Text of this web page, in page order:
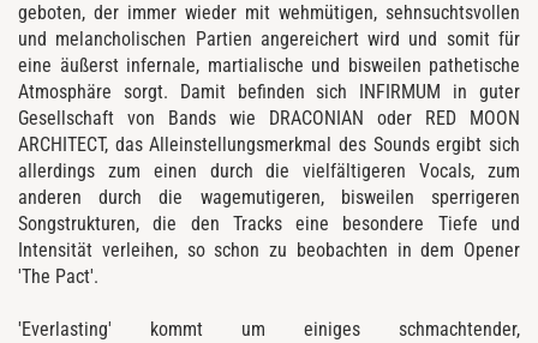
geboten, der immer wieder mit wehmütigen, sehnsuchtsvollen
und melancholischen Partien angereichert wird und somit für
eine äußerst infernale, martialische und bisweilen pathetische
Atmosphäre sorgt. Damit befinden sich INFIRMUM in guter
Gesellschaft von Bands wie DRACONIAN oder RED MOON
ARCHITECT, das Alleinstellungsmerkmal des Sounds ergibt sich
allerdings zum einen durch die vielfältigeren Vocals, zum
anderen durch die wagemutigeren, bisweilen sperrigeren
Songstrukturen, die den Tracks eine besondere Tiefe und
Intensität verleihen, so schon zu beobachten in dem Opener
'The Pact'.
'Everlasting' kommt um einiges schmachtender,